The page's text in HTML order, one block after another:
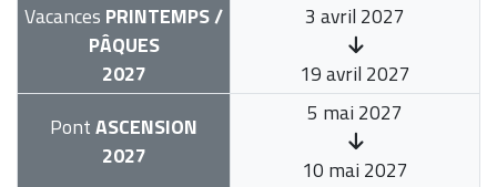
Vacances PRINTEMPS /
PÂQUES
2027
3 avril 2027
19 avril 2027
PontASCENSION
2027
5 mai 2027
10 mai 2027